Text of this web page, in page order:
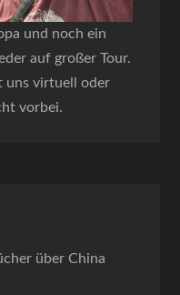
und noch ein
auf großer Tour.
uns virtuell oder
vorbei.
über China